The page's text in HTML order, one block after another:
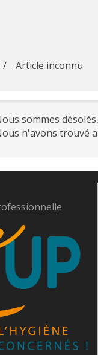
Article inconnu
sommes désolés,
n'avons trouvé